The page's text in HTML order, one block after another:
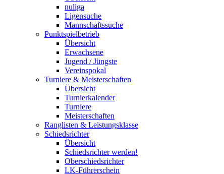
nuliga
Ligensuche
Mannschaftssuche
Punktspielbetrieb
Übersicht
Erwachsene
Jugend / Jüngste
Vereinspokal
Turniere & Meisterschaften
Übersicht
Turnierkalender
Turniere
Meisterschaften
Ranglisten & Leistungsklasse
Schiedsrichter
Übersicht
Schiedsrichter werden!
Oberschiedsrichter
LK-Führerschein